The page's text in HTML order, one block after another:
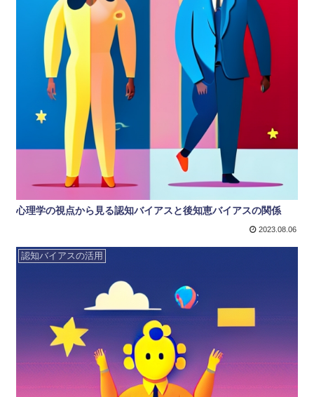
心理学の視点から見る認知バイアスと後知恵バイアスの関係
2023.08.06
認知バイアスの活用